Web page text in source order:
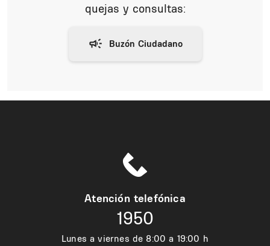
quejas y consultas:
Atención telefónica
1950
Lunes a viernes de 8:00 a 19:00 h